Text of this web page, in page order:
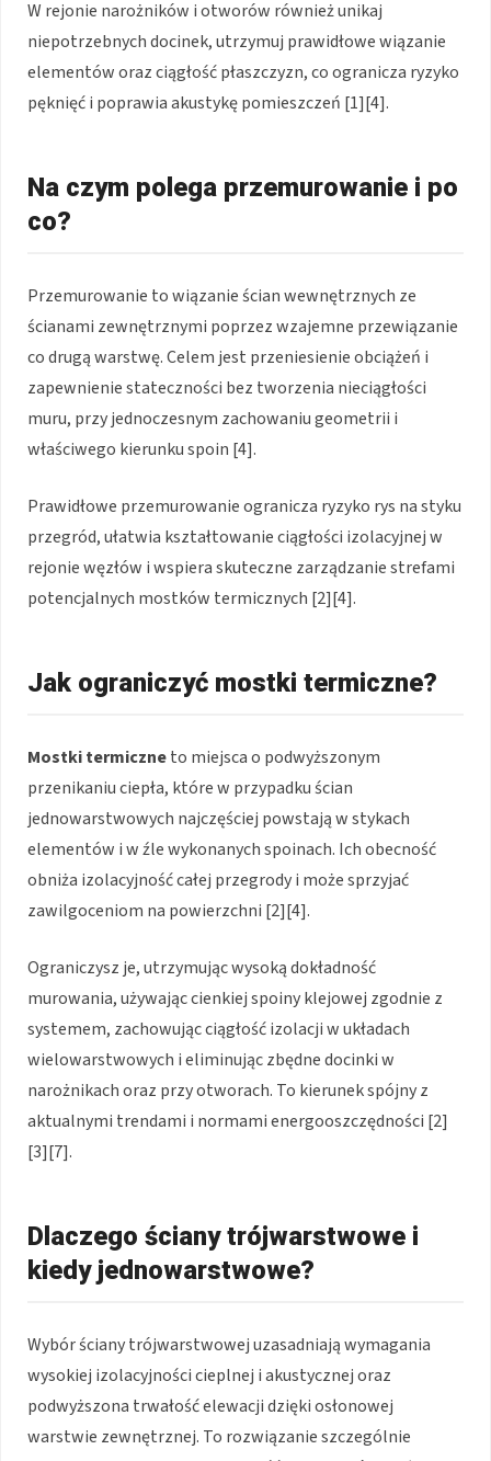
W rejonie narożników i otworów również unikaj
niepotrzebnych docinek, utrzymuj prawidłowe wiązanie
elementów oraz ciągłość płaszczyzn, co ogranicza ryzyko
pęknięć i poprawia akustykę pomieszczeń [1][4].
Na czym polega przemurowanie i po
co?
Przemurowanie to wiązanie ścian wewnętrznych ze
ścianami zewnętrznymi poprzez wzajemne przewiązanie
co drugą warstwę. Celem jest przeniesienie obciążeń i
zapewnienie stateczności bez tworzenia nieciągłości
muru, przy jednoczesnym zachowaniu geometrii i
właściwego kierunku spoin [4].
Prawidłowe przemurowanie ogranicza ryzyko rys na styku
przegród, ułatwia kształtowanie ciągłości izolacyjnej w
rejonie węzłów i wspiera skuteczne zarządzanie strefami
potencjalnych mostków termicznych [2][4].
Jak ograniczyć mostki termiczne?
Mostki termiczneto miejsca o podwyższonym
przenikaniu ciepła, które w przypadku ścian
jednowarstwowych najczęściej powstają w stykach
elementów i w źle wykonanych spoinach. Ich obecność
obniża izolacyjność całej przegrody i może sprzyjać
zawilgoceniom na powierzchni [2][4].
Ograniczysz je, utrzymując wysoką dokładność
murowania, używając cienkiej spoiny klejowej zgodnie z
systemem, zachowując ciągłość izolacji w układach
wielowarstwowych i eliminując zbędne docinki w
narożnikach oraz przy otworach. To kierunek spójny z
aktualnymi trendami i normami energooszczędności [2]
[3][7].
Dlaczego ściany trójwarstwowe i
kiedy jednowarstwowe?
Wybór ściany trójwarstwowej uzasadniają wymagania
wysokiej izolacyjności cieplnej i akustycznej oraz
podwyższona trwałość elewacji dzięki osłonowej
warstwie zewnętrznej. To rozwiązanie szczególnie